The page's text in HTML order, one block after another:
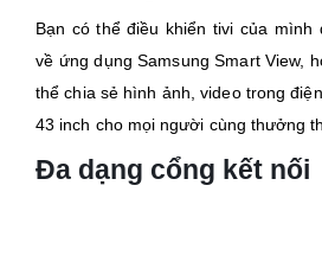
Bạn có thể điều khiển tivi của mình
về ứng dụng Samsung Smart View,
thể chia sẻ hình ảnh, video trong
43 inch cho mọi người cùng thưởng
Đa dạng cổng kết nối